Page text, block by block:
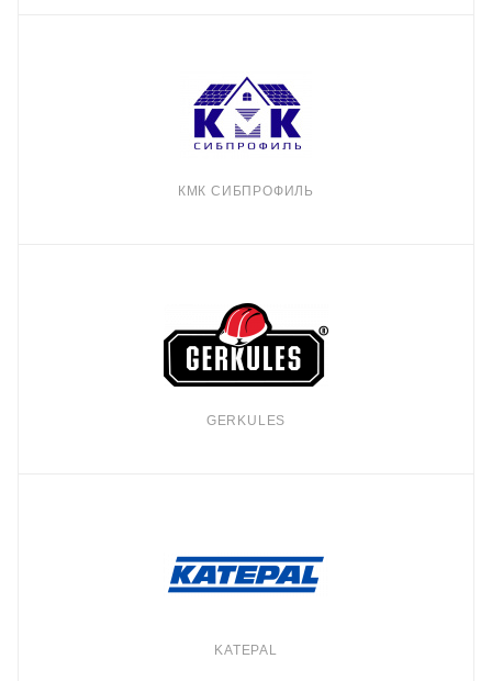
КМК СИБПРОФИЛЬ
GERKULES
KATEPAL